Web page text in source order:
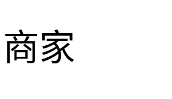
家